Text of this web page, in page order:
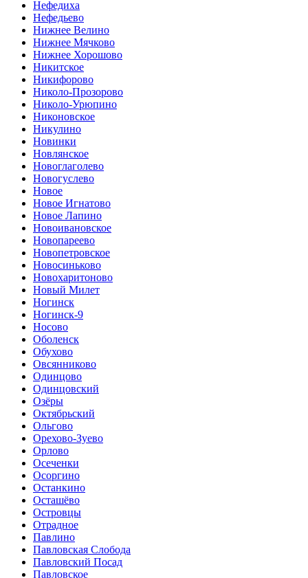
Нефедиха
Нефедьево
Нижнее Велино
Нижнее Мячково
Нижнее Хорошово
Никитское
Никифорово
Николо-Прозорово
Николо-Урюпино
Никоновское
Никулино
Новинки
Новлянское
Новоглаголево
Новогуслево
Новое
Новое Игнатово
Новое Лапино
Новоивановское
Новопареево
Новопетровское
Новосиньково
Новохаритоново
Новый Милет
Ногинск
Ногинск-9
Носово
Оболенск
Обухово
Овсянниково
Одинцово
Одинцовский
Озёры
Октябрьский
Ольгово
Орехово-Зуево
Орлово
Осеченки
Осоргино
Останкино
Осташёво
Островцы
Отрадное
Павлино
Павловская Слобода
Павловский Посад
Павловское